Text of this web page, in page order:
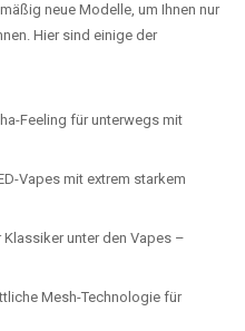
neue Modelle, um Ihnen nur
Hier sind einige der
Feeling für unterwegs mit
Vapes mit extrem starkem
Klassiker unter den Vapes –
Mesh-Technologie für